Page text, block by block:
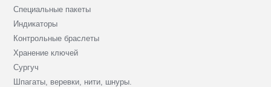
Специальные пакеты
Индикаторы
Контрольные браслеты
Хранение ключей
Сургуч
Шпагаты, веревки, нити, шнуры.